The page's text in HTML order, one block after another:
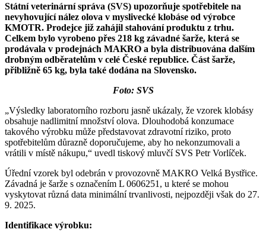
Státní veterinární správa (SVS) upozorňuje spotřebitele na
nevyhovující nález olova v myslivecké klobáse od výrobce
KMOTR. Prodejce již zahájil stahování produktu z trhu.
Celkem bylo vyrobeno přes 218 kg závadné šarže, která se
prodávala v prodejnách MAKRO a byla distribuována dalším
drobným odběratelům v celé České republice. Část šarže,
přibližně 65 kg, byla také dodána na Slovensko.
Foto: SVS
„Výsledky laboratorního rozboru jasně ukázaly, že vzorek klobásy
obsahuje nadlimitní množství olova. Dlouhodobá konzumace
takového výrobku může představovat zdravotní riziko, proto
spotřebitelům důrazně doporučujeme, aby ho nekonzumovali a
vrátili v místě nákupu,“ uvedl tiskový mluvčí SVS Petr Vorlíček.
Úřední vzorek byl odebrán v provozovně MAKRO Velká Bystřice.
Závadná je šarže s označením L 0606251, u které se mohou
vyskytovat různá data minimální trvanlivosti, nejpozději však do 27.
9. 2025.
Identifikace výrobku: